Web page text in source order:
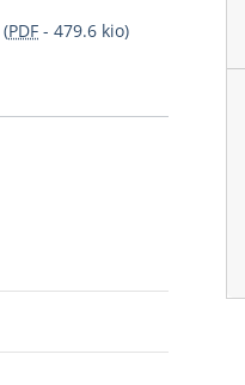
(PDF - 479.6 kio)